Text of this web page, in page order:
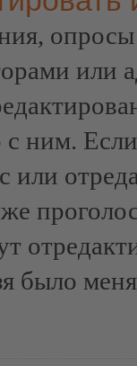
опросы
или
с ним.
или
было